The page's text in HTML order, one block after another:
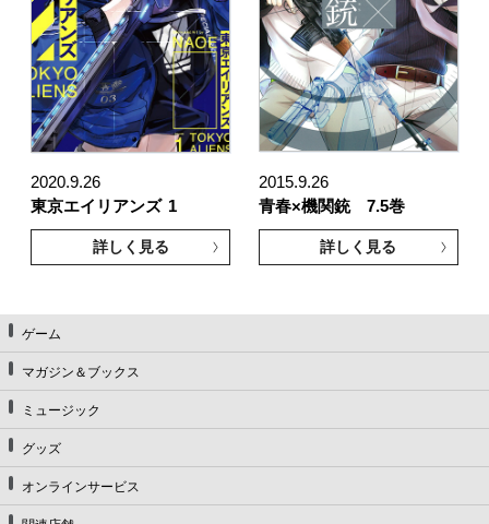
2020.9.26
東京エイリアンズ 1
詳しく見る
2015.9.26
青春×機関銃 7.5巻
詳しく見る
ゲーム
マガジン＆ブックス
ミュージック
グッズ
オンラインサービス